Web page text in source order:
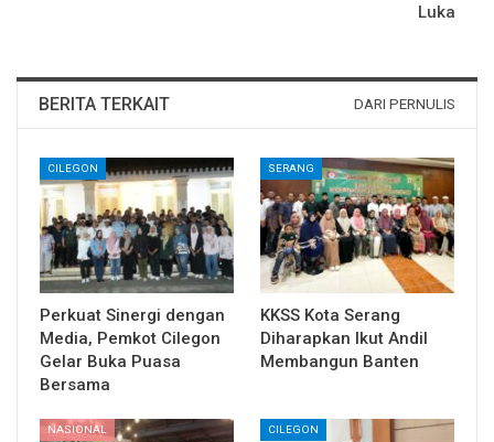
Luka
BERITA TERKAIT DARI PERNULIS
CILEGON
Perkuat Sinergi dengan
Media, Pemkot Cilegon
Gelar Buka Puasa
Bersama
SERANG
KKSS Kota Serang
Diharapkan Ikut Andil
Membangun Banten
NASIONAL CILEGON